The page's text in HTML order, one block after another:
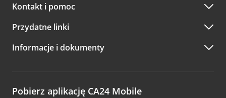
Kontakt i pomoc
Przydatne linki
Informacje i dokumenty
Pobierz aplikację CA24 Mobile